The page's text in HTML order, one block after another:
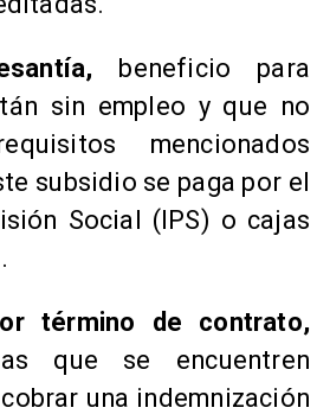
beneficio para
sin empleo y que no
mencionados
subsidio se paga por el
Social (IPS) o cajas
término de contrato,
que se encuentren
una indemnización